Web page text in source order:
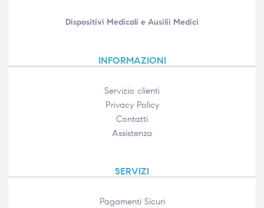
Dispositivi Medicali e Ausilii Medici
INFORMAZIONI
Servizio clienti
Privacy Policy
Contatti
Assistenza
SERVIZI
Pagamenti Sicuri